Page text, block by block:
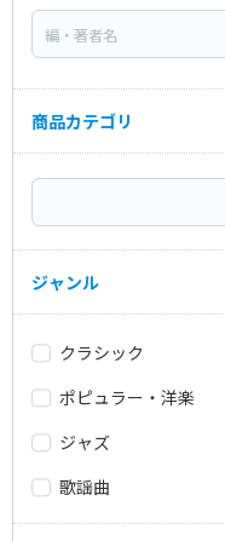
商品カテゴリ
ジャンル
クラシック
ポピュラー・洋楽
ジャズ
歌謡曲